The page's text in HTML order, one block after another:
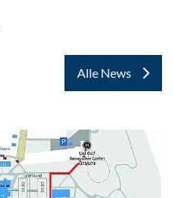
Alle News